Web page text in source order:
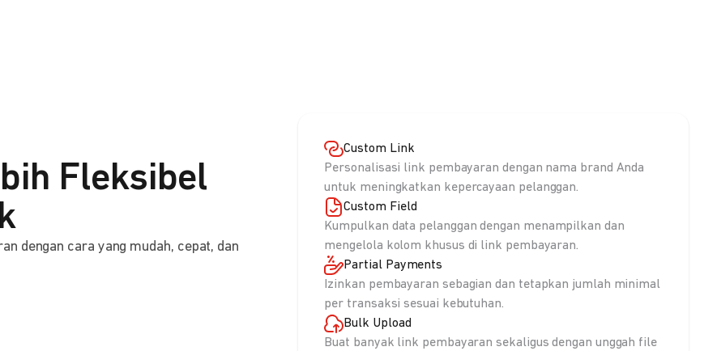
Fleksibel
dengan cara yang mudah, cepat, dan
Custom Link
Personalisasi link pembayaran dengan nama brand Anda
untuk meningkatkan kepercayaan pelanggan.
Custom Field
Kumpulkan data pelanggan dengan menampilkan dan
mengelola kolom khusus di link pembayaran.
Partial Payments
Izinkan pembayaran sebagian dan tetapkan jumlah minimal
per transaksi sesuai kebutuhan.
Bulk Upload
Buat banyak link pembayaran sekaligus dengan unggah file